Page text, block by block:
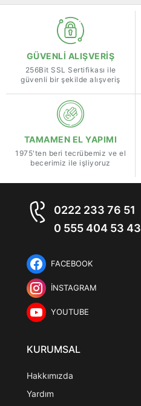
GÜVENLİ ALIŞVERİŞ
256Bit SSL Sertifikası ile
güvenli bir şekilde alışveriş
TAMAMEN EL YAPIMI
1975'ten beri tecrübemiz ve el
becerimiz ile işliyoruz
0222 233 76 51
0 555 404 53 43
FACEBOOK
İNSTAGRAM
YOUTUBE
KURUMSAL
Hakkımızda
Yardım